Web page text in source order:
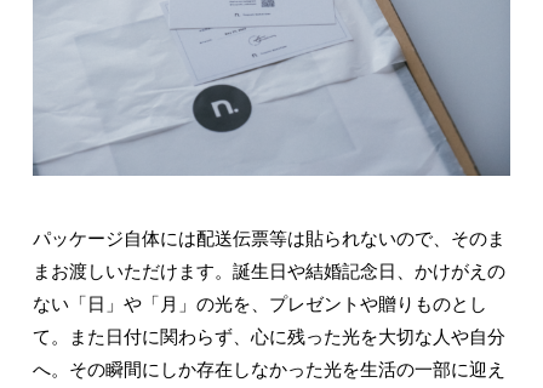
パッケージ自体には配送伝票等は貼られないので、そのま
まお渡しいただけます。誕生日や結婚記念日、かけがえの
ない「日」や「月」の光を、プレゼントや贈りものとし
て。また日付に関わらず、心に残った光を大切な人や自分
へ。その瞬間にしか存在しなかった光を生活の一部に迎え